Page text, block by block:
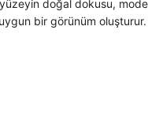
doğal dokusu,
bir görünüm